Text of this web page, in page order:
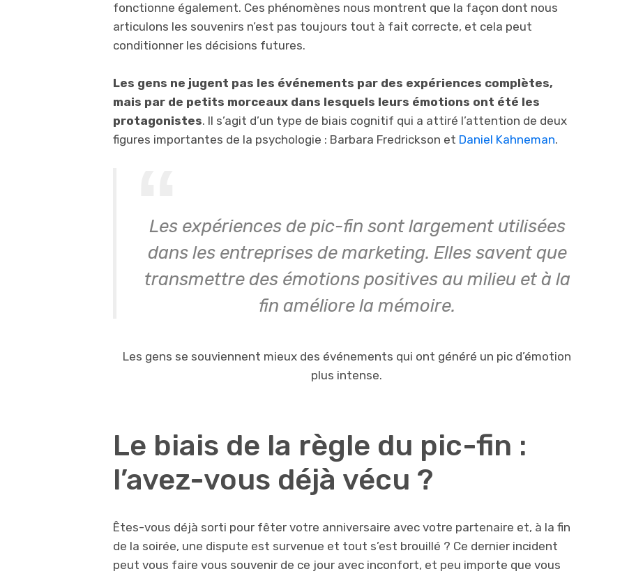
fonctionne également. Ces phénomènes nous montrent que la façon dont nous
articulons les souvenirs n’est pas toujours tout à fait correcte, et cela peut
conditionner les décisions futures.
Les gens ne jugent pas les événements par des expériences complètes,
mais par de petits morceaux dans lesquels leurs émotions ont été les
protagonistes. Il s’agit d’un type de biais cognitif qui a attiré l’attention de deux
figures importantes de la psychologie : Barbara Fredrickson et Daniel Kahneman.
Les expériences de pic-fin sont largement utilisées
dans les entreprises de marketing. Elles savent que
transmettre des émotions positives au milieu et à la
fin améliore la mémoire.
Les gens se souviennent mieux des événements qui ont généré un pic d’émotion
plus intense.
Le biais de la règle du pic-fin :
l’avez-vous déjà vécu ?
Êtes-vous déjà sorti pour fêter votre anniversaire avec votre partenaire et, à la fin
de la soirée, une dispute est survenue et tout s’est brouillé ? Ce dernier incident
peut vous faire vous souvenir de ce jour avec inconfort, et peu importe que vous